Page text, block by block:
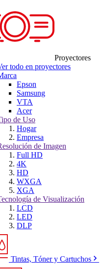
Proyectores
todo en proyectores
Epson
Samsung
VTA
Acer
de Uso
Hogar
Empresa
de Imagen
Full HD
4K
HD
WXGA
XGA
de Visualización
LCD
LED
DLP
Tintas, Tóner y Cartuchos